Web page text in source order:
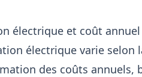
électrique et coût annuel
électrique varie selon
des coûts annuels,